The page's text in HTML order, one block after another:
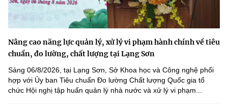
Nâng cao năng lực quản lý, xử lý vi phạm hành chính về tiêu
chuẩn, đo lường, chất lượng tại Lạng Sơn
Sáng 06/8/2026, tại Lạng Sơn, Sở Khoa học và Công nghệ phối
hợp với Ủy ban Tiêu chuẩn Đo lường Chất lượng Quốc gia tổ
chức Hội nghị tập huấn quản lý nhà nước và xử lý vi phạm...